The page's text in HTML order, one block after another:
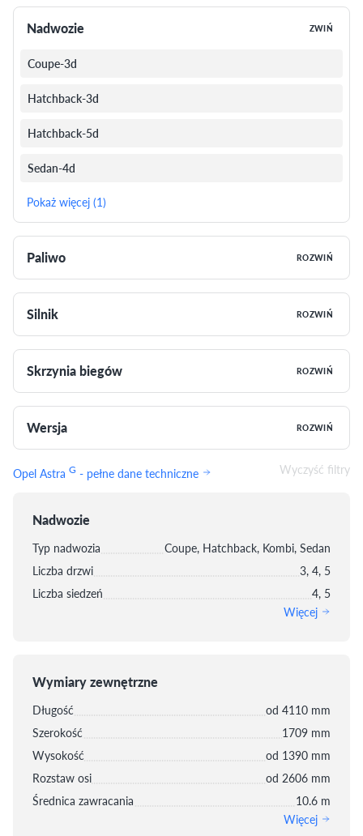
Nadwozie ZWIŃ
Coupe-3d
Hatchback-3d
Hatchback-5d
Sedan-4d
Pokaż więcej (1)
Paliwo ROZWIŃ
Silnik ROZWIŃ
Skrzynia biegów ROZWIŃ
Wersja ROZWIŃ
Opel Astra G - pełne dane techniczne Wyczyść filtry
Nadwozie
Typ nadwozia
Coupe, Hatchback, Kombi, Sedan
Liczba drzwi
3, 4, 5
Liczba siedzeń
4, 5
Więcej
Wymiary zewnętrzne
Długość
od 4110 mm
Szerokość
1709 mm
Wysokość
od 1390 mm
Rozstaw osi
od 2606 mm
Średnica zawracania
10.6 m
Więcej